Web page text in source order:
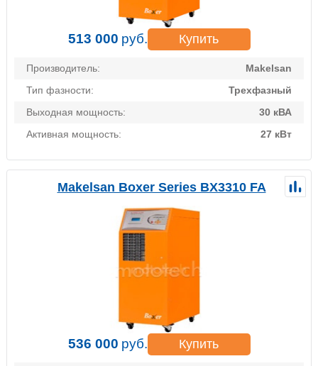
513 000 руб. Купить
Производитель:
Makelsan
Тип фазности:
Трехфазный
Выходная мощность:
30 кВА
Активная мощность:
27 кВт
Makelsan Boxer Series BX3310 FA
536 000 руб. Купить